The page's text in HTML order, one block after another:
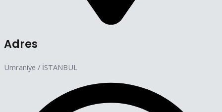
Adres
Ümraniye / İSTANBUL